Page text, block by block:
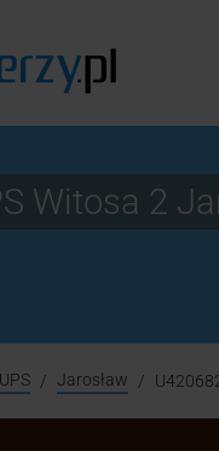
Witosa 2
UPS Jarosław